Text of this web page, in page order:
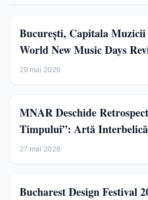
București, Capitala
World New Music Days
29 mai 2026
MNAR Deschide
Timpului”: Artă
27 mai 2026
Bucharest Design Festival